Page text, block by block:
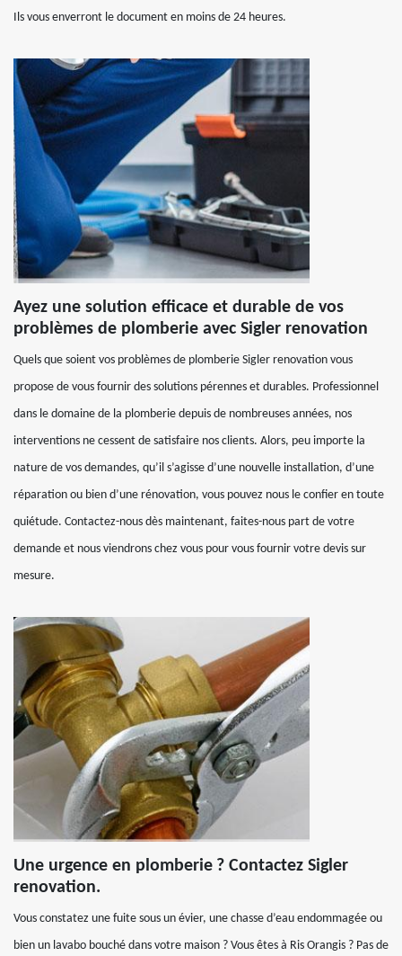
Ils vous enverront le document en moins de 24 heures.
Ayez une solution efficace et durable de vos
problèmes de plomberie avec Sigler renovation
Quels que soient vos problèmes de plomberie Sigler renovation vous
propose de vous fournir des solutions pérennes et durables. Professionnel
dans le domaine de la plomberie depuis de nombreuses années, nos
interventions ne cessent de satisfaire nos clients. Alors, peu importe la
nature de vos demandes, qu’il s’agisse d’une nouvelle installation, d’une
réparation ou bien d’une rénovation, vous pouvez nous le confier en toute
quiétude. Contactez-nous dès maintenant, faites-nous part de votre
demande et nous viendrons chez vous pour vous fournir votre devis sur
mesure.
Une urgence en plomberie ? Contactez Sigler
renovation.
Vous constatez une fuite sous un évier, une chasse d’eau endommagée ou
bien un lavabo bouché dans votre maison ? Vous êtes à Ris Orangis ? Pas de